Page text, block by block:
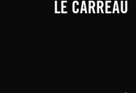
LE CARREAU